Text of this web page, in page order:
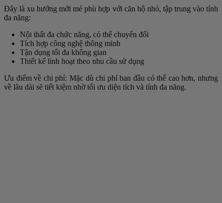
Đây là xu hướng mới mẻ phù hợp với căn hộ nhỏ, tập trung vào tính
đa năng:
Nội thất đa chức năng, có thể chuyển đổi
Tích hợp công nghệ thông minh
Tận dụng tối đa không gian
Thiết kế linh hoạt theo nhu cầu sử dụng
Ưu điểm về chi phí: Mặc dù chi phí ban đầu có thể cao hơn, nhưng
về lâu dài sẽ tiết kiệm nhờ tối ưu diện tích và tính đa năng.